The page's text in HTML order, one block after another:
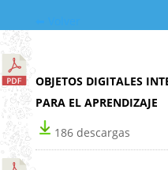
OBJETOS DIGITALES
PARA EL APRENDIZAJE
186 descargas